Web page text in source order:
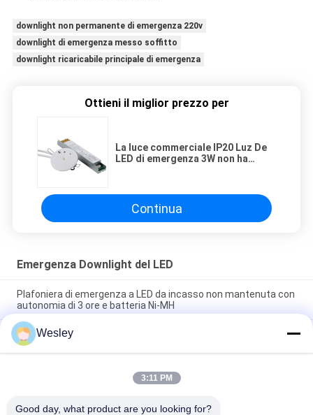
downlight non permanente di emergenza 220v
downlight di emergenza messo soffitto
downlight ricaricabile principale di emergenza
Ottieni il miglior prezzo per
La luce commerciale IP20 Luz De
LED di emergenza 3W non ha
Continua
Emergenza Downlight del LED
Plafoniera di emergenza a LED da incasso non mantenuta con
autonomia di 3 ore e batteria Ni-MH
Luce di emergenza a LED a soffitto incastrato con
funzionamento di 3 ore senza manutenzione e garanzia di 3
anni
Emergenza Downlight LED 3W con 3 anni di garanzia, corpo in
Wesley
3:11 PM
Good day, what product are you looking for?